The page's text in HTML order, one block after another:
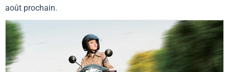
août prochain.